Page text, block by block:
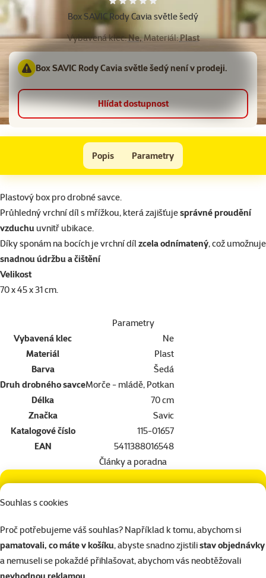
Souhlas s cookies
Proč potřebujeme váš souhlas? Například k tomu, abychom si
pamatovali, co máte v košíku, abyste snadno zjistilistav objednávky
a nemuseli se pokaždé přihlašovat, abychom vás neobtěžovali
Box SAVIC Rody Cavia světle šedý
Hodnocení 0%
Vybavená klec:Ne,Materiál:Plast
Box SAVIC Rody Cavia světle šedý není v prodeji.
Hlídat dostupnost
Box SAVIC Rody Cavia světle šedý
Popis Parametry
Na začátek stránky
superzoo.product.detail.content
Plastový box pro drobné savce.
Průhledný vrchní díl s mřížkou, která zajišťujesprávné proudění
vzduchuuvnitř ubikace.
Díky sponám na bocích je vrchní díl zcela odnímatený, což umožnuje
snadnou údržbu a čištění
Velikost
70 x 45 x 31 cm.
Parametry
Vybavená klec
Ne
Materiál
Plast
Barva
Šedá
Druh drobného savceMorče - mládě, Potkan
Délka
70 cm
Značka
Savic
Katalogové číslo
115-01657
EAN
5411388016548
Články a poradna
Náš tým Super zoo je tady pro vás
321 000 180
Po–Pá 7:00 – 18:00
Zeptejte se v online chatunebo